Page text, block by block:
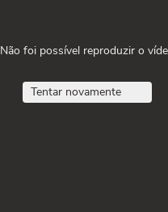
Não foi possível reproduzir o
Tentar novamente